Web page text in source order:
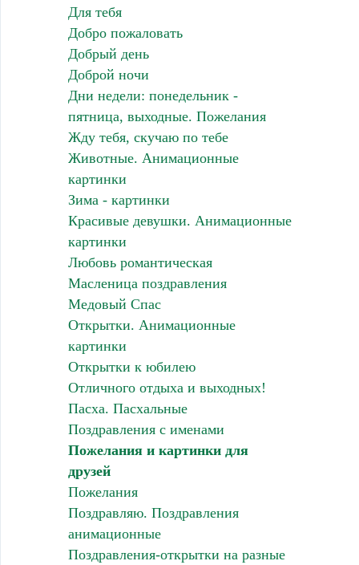
Для тебя
Добро пожаловать
Добрый день
Доброй ночи
Дни недели: понедельник -
пятница, выходные. Пожелания
Жду тебя, скучаю по тебе
Животные. Анимационные
картинки
Зима - картинки
Красивые девушки. Анимационные
картинки
Любовь романтическая
Масленица поздравления
Медовый Спас
Открытки. Анимационные
картинки
Открытки к юбилею
Отличного отдыха и выходных!
Пасха. Пасхальные
Поздравления с именами
Пожелания и картинки для
друзей
Пожелания
Поздравляю. Поздравления
анимационные
Поздравления-открытки на разные